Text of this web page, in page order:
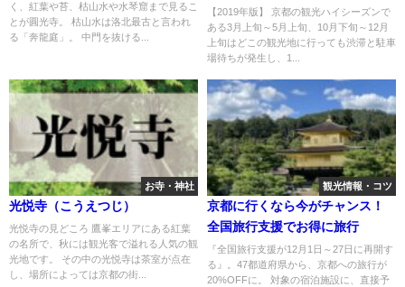
く、紅葉や苔、枯山水や水琴窟まで見るこ
とが圓光寺。 枯山水は洛北最古と言われ
る「奔龍庭」。 中門を抜ける...
リア
【2019年版】 京都の観光ハイシーズンで
ある3月上旬～5月上旬、10月下旬～12月
上旬はどこの観光地に行っても渋滞と駐車
場待ちが発生し、1...
お寺・神社
光悦寺（こうえつじ）
光悦寺の見どころ 鷹峯エリアにある紅葉
の名所で、秋には観光客で溢れる人気の観
光地です。 その中の光悦寺は茶室が点在
し、場所によっては京都の街...
観光情報・コツ
京都に行くなら今がチャンス！
全国旅行支援でお得に旅行
『全国旅行支援が12月1日～27日に再開す
る』。47都道府県から、京都への旅行が
20%OFFに。 対象の宿泊施設に、直接予